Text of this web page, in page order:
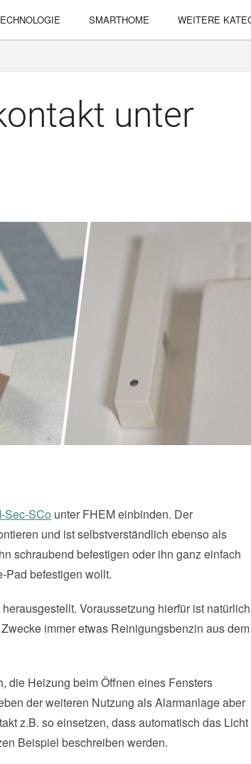
SMARTHOME WEITERE
unter
Sec-SCo unter FHEM einbinden. Der
und ist selbstverständlich ebenso als
schraubend befestigen oder ihn ganz einfach
Pad befestigen wollt.
Voraussetzung hierfür ist natürlich
immer etwas Reinigungsbenzin aus dem
die Heizung beim Öffnen eines Fensters
der weiteren Nutzung als Alarmanlage aber
z.B. so einsetzen, dass automatisch das Licht
Beispiel beschreiben werden.